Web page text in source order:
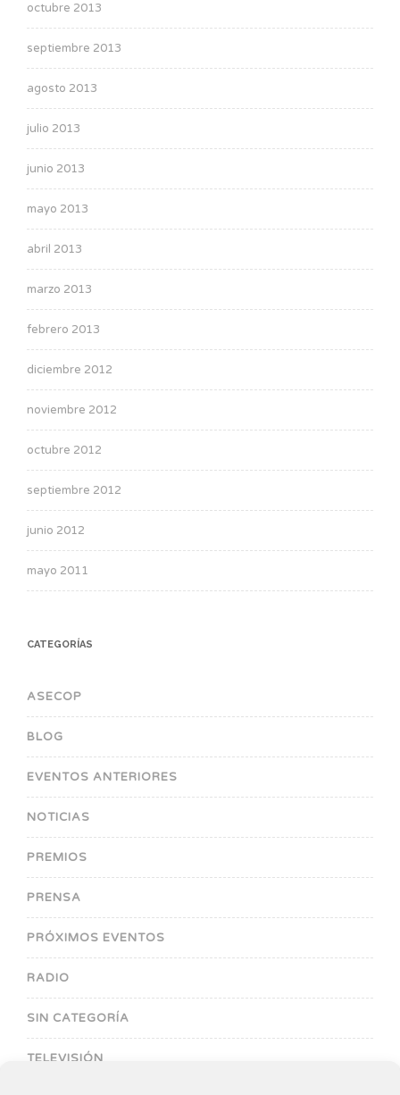
octubre 2013
septiembre 2013
agosto 2013
julio 2013
junio 2013
mayo 2013
abril 2013
marzo 2013
febrero 2013
diciembre 2012
noviembre 2012
octubre 2012
septiembre 2012
junio 2012
mayo 2011
CATEGORÍAS
ASECOP
BLOG
EVENTOS ANTERIORES
NOTICIAS
PREMIOS
PRENSA
PRÓXIMOS EVENTOS
RADIO
SIN CATEGORÍA
TELEVISIÓN